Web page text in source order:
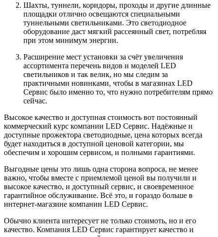
Шахты, туннели, коридоры, проходы и другие длинные
площадки отлично освещаются специальными
туннельными светильниками. Это светодиодное
оборудование даст мягкий рассеянный свет, потребляя
при этом минимум энергии.
Расширение мест установки за счёт увеличения
ассортимента перечень видов и моделей LED
светильников и так велик, но мы следим за
практичными новинками, чтобы в магазинах LED
Сервис было именно то, что нужно потребителям прямо
сейчас.
Высокое качество и доступная стоимость вот постоянный
коммерческий курс компании LED Сервис. Надёжные и
доступные прожектора светодиодные, цена которых всегда
будет находиться в доступной ценовой категории, мы
обеспечим и хорошим сервисом, и полными гарантиями.
Выгодные цены это лишь одна сторона вопроса, не менее
важно, чтобы вместе с приемлемой ценой вы получили и
высокое качество, и доступный сервис, и своевременное
гарантийное обслуживание. Всё это, и гораздо больше в
интернет-магазине компании LED Сервис.
Обычно клиента интересует не только стоимоть, но и его
качество. Компания LED Сервис гарантирует качество и